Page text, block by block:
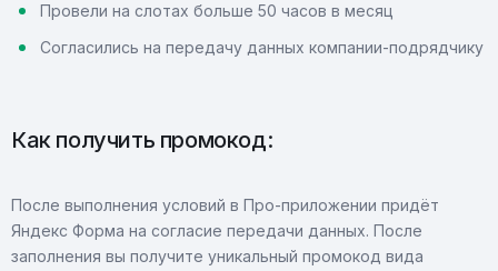
Провели на слотах больше 50 часов в месяц
Согласились на передачу данных компании-подрядчику
Как получить промокод:
После выполнения условий в Про-приложении придёт
Яндекс Форма на согласие передачи данных. После
заполнения вы получите уникальный промокод вида